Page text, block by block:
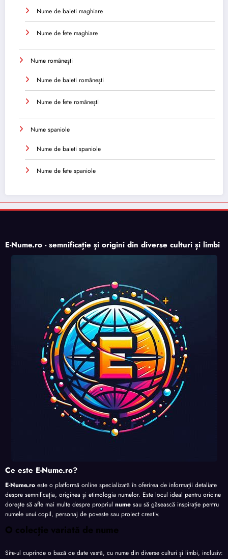
Nume de baieti maghiare
Nume de fete maghiare
Nume românești
Nume de baieti românești
Nume de fete românești
Nume spaniole
Nume de baieti spaniole
Nume de fete spaniole
E-Nume.ro - semnificație și origini din diverse culturi și limbi
Ce este E-Nume.ro?
E-Nume.ro este o platformă online specializată în oferirea de informații detaliate
despre semnificația, originea și etimologia numelor. Este locul ideal pentru oricine
dorește să afle mai multe despre propriul nume sau să găsească inspirație pentru
numele unui copil, personaj de poveste sau proiect creativ.
O colecție variată de nume
Site-ul cuprinde o bază de date vastă, cu nume din diverse culturi și limbi, inclusiv: